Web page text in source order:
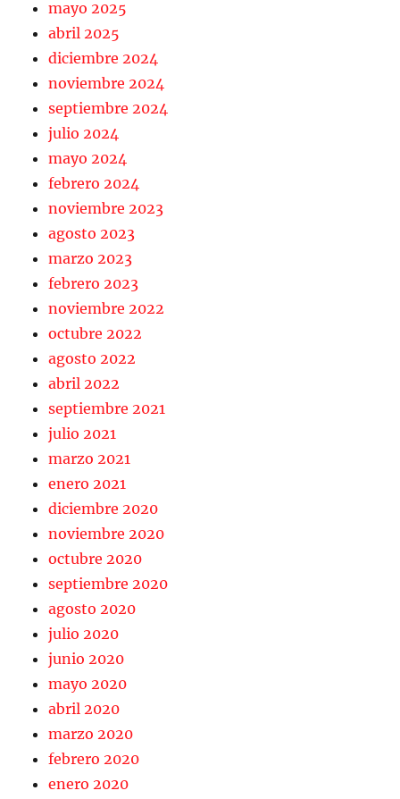
mayo 2025
abril 2025
diciembre 2024
noviembre 2024
septiembre 2024
julio 2024
mayo 2024
febrero 2024
noviembre 2023
agosto 2023
marzo 2023
febrero 2023
noviembre 2022
octubre 2022
agosto 2022
abril 2022
septiembre 2021
julio 2021
marzo 2021
enero 2021
diciembre 2020
noviembre 2020
octubre 2020
septiembre 2020
agosto 2020
julio 2020
junio 2020
mayo 2020
abril 2020
marzo 2020
febrero 2020
enero 2020